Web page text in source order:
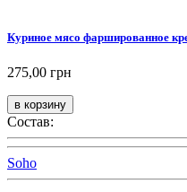
Куриное мясо фаршированное
275,00 грн
Состав:
Soho